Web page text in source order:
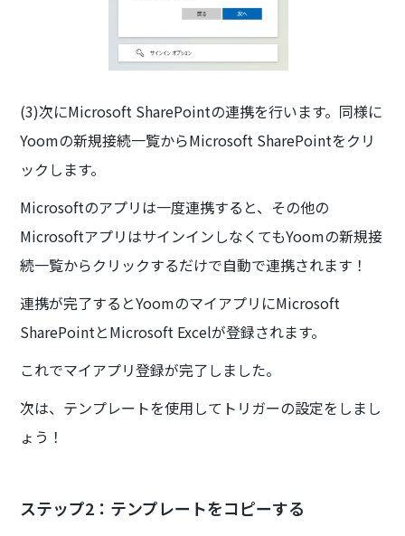
(3)次にMicrosoft SharePointの連携を行います。同様に
Yoomの新規接続一覧からMicrosoft SharePointをクリ
ックします。
Microsoftのアプリは一度連携すると、その他の
MicrosoftアプリはサインインしなくてもYoomの新規接
続一覧からクリックするだけで自動で連携されます！
連携が完了するとYoomのマイアプリにMicrosoft
SharePointとMicrosoft Excelが登録されます。
これでマイアプリ登録が完了しました。
次は、テンプレートを使用してトリガーの設定をしまし
ょう！
ステップ2：テンプレートをコピーする